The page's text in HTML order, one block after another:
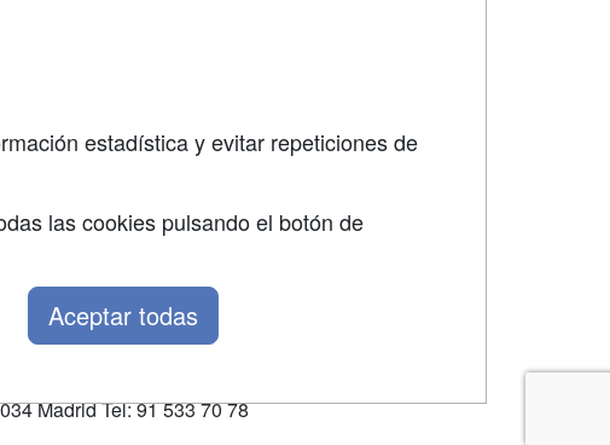
Madrid Tel: 91 533 70 78
estadística y evitar repeticiones de
las cookies pulsando el botón de
Aceptar todas